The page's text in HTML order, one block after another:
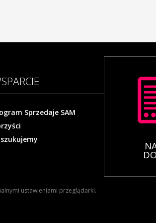
Sprzedaje SAM
ustawieniami przeglądarki.